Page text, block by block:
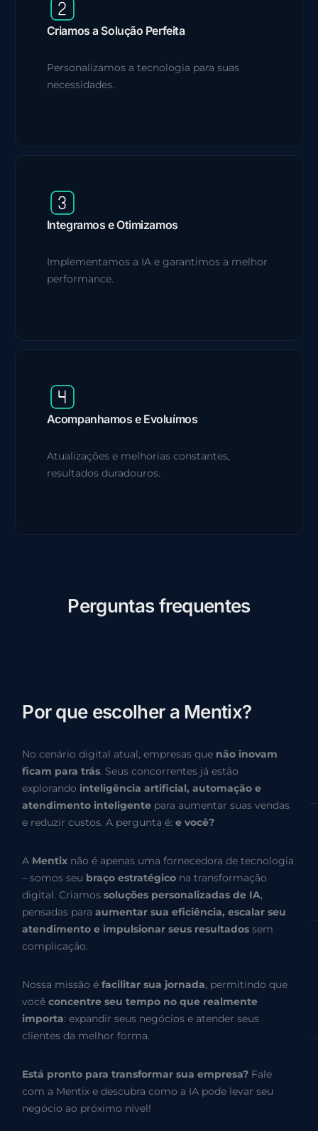
Criamos a Solução Perfeita
Personalizamos a tecnologia para suas
necessidades.
Integramos e Otimizamos
Implementamos a IA e garantimos a melhor
performance.
Acompanhamos e Evoluímos
Atualizações e melhorias constantes,
resultados duradouros.
Perguntas frequentes
Por que escolher a Mentix?
No cenário digital atual, empresas que não inovam
ficam para trás. Seus concorrentes já estão
explorando inteligência artificial, automação e
atendimento inteligente para aumentar suas vendas
e reduzir custos. A pergunta é:e você?
A Mentix não é apenas uma fornecedora de tecnologia
– somos seu braço estratégico na transformação
digital. Criamossoluções personalizadas de IA,
pensadas paraaumentar sua eficiência, escalar seu
atendimento e impulsionar seus resultados sem
complicação.
Nossa missão éfacilitar sua jornada, permitindo que
vocêconcentre seu tempo no que realmente
importa: expandir seus negócios e atender seus
clientes da melhor forma.
Está pronto para transformar sua empresa? Fale
com a Mentix e descubra como a IA pode levar seu
negócio ao próximo nível!